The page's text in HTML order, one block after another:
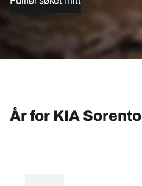
År for KIA Sorento